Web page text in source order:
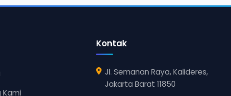
Kami
Kontak
Jl. Semanan Raya, Kalideres,
Jakarta Barat 11850